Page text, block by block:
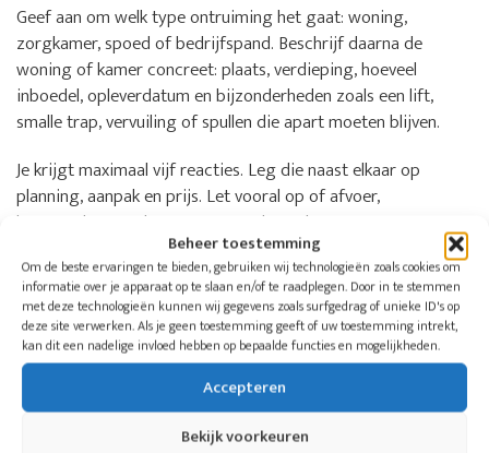
Beheer toestemming
Om de beste ervaringen te bieden, gebruiken wij technologieën zoals cookies om
informatie over je apparaat op te slaan en/of te raadplegen. Door in te stemmen
met deze technologieën kunnen wij gegevens zoals surfgedrag of unieke ID's op
deze site verwerken. Als je geen toestemming geeft of uw toestemming intrekt,
kan dit een nadelige invloed hebben op bepaalde functies en mogelijkheden.
Accepteren
Bekijk voorkeuren
Geef aan om welk type ontruiming het gaat: woning,
zorgkamer, spoed of bedrijfspand. Beschrijf daarna de
woning of kamer concreet: plaats, verdieping, hoeveel
inboedel, opleverdatum en bijzonderheden zoals een lift,
smalle trap, vervuiling of spullen die apart moeten blijven.
Je krijgt maximaal vijf reacties. Leg die naast elkaar op
planning, aanpak en prijs. Let vooral op of afvoer,
bezemschoon opleveren, eventuele opslag en extra
schoonmaak in de offerte staan.
Wil je weten welke aangesloten bedrijven
in jouw regio kunnen helpen?
Doe één aanvraag voor een woning, zorgkamer of
bedrijfspand. De Woningontruimers koppelt je aan
maximaal vijf ontruimingsbedrijven in jouw regio.